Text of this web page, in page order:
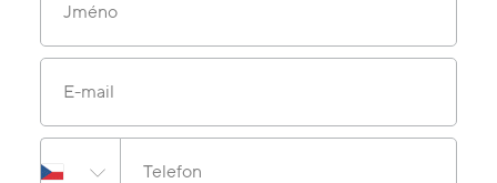
Jméno
E-mail
Telefon